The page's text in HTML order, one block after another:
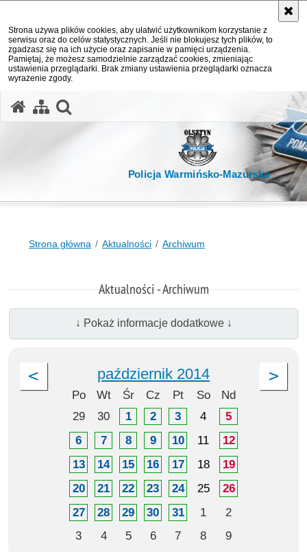
Strona używa plików cookies, aby ułatwić użytkownikom korzystanie z
serwisu oraz do celów statystycznych. Jeśli nie blokujesz tych plików, to
zgadzasz się na ich użycie oraz zapisanie w pamięci urządzenia.
Pamiętaj, że możesz samodzielnie zarządzać cookies, zmieniając
ustawienia przeglądarki. Brak zmiany ustawienia przeglądarki oznacza
wyrażenie zgody.
Policja Warmińsko-Mazurska
Strona główna Aktualności Archiwum
Aktualności - Archiwum
↓ Pokaż informacje dodatkowe ↓
październik 2014
Po Wt Śr Cz Pt So
Nd
29
30 1 2 3 4
5
6
7 8 9 10 11
12
13
14 15 16 17 18
19
20
21 22 23 24 25
26
27
28 29 30 31 1
2
3
4 5 6 7 8 9